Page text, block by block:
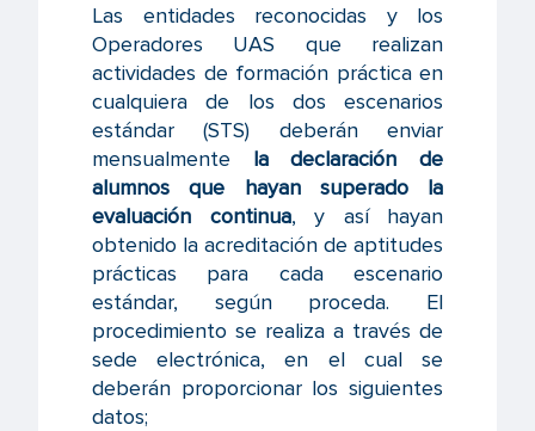
Las entidades reconocidas y los
Operadores UAS que realizan
actividades de formación práctica en
cualquiera de los dos escenarios
estándar (STS) deberán enviar
mensualmente la declaración de
alumnos que hayan superado la
evaluación continua, y así hayan
obtenido la acreditación de aptitudes
prácticas para cada escenario
estándar, según proceda. El
procedimiento se realiza a través de
sede electrónica, en el cual se
deberán proporcionar los siguientes
datos;